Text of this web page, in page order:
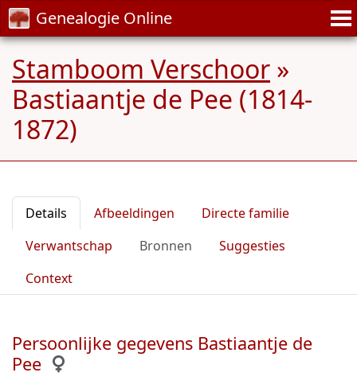
Genealogie Online
Stamboom Verschoor »
Bastiaantje de Pee (1814-
1872)
Details Afbeeldingen
Directe familie
Verwantschap
Bronnen
Suggesties
Context
Persoonlijke gegevens Bastiaantje de
Pee